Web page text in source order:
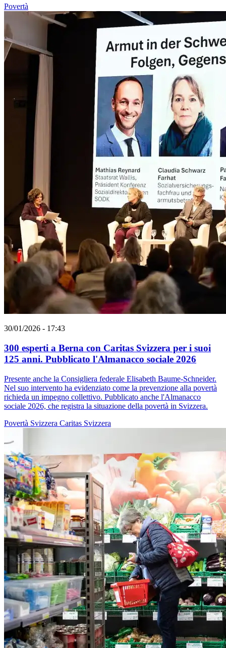
Povertà
30/01/2026 - 17:43
300 esperti a Berna con Caritas Svizzera per i suoi
125 anni. Pubblicato l'Almanacco sociale 2026
Presente anche la Consigliera federale Elisabeth Baume-Schneider.
Nel suo intervento ha evidenziato come la prevenzione alla povertà
richieda un impegno collettivo. Pubblicato anche l'Almanacco
sociale 2026, che registra la situazione della povertà in Svizzera.
Povertà Svizzera Caritas Svizzera